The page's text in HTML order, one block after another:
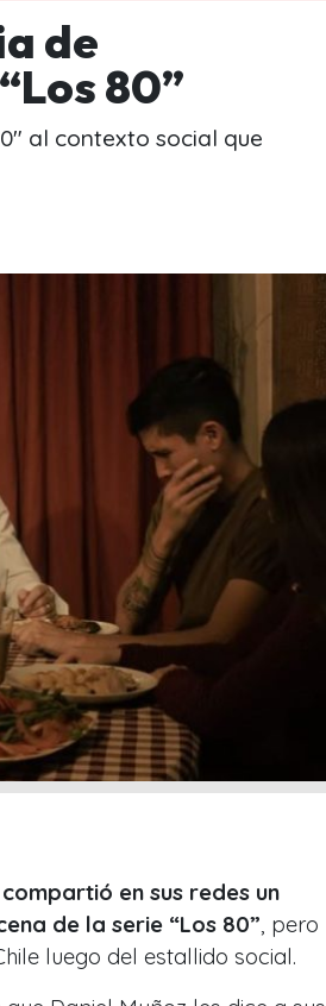
de
80”
al contexto social que
compartió en sus redes un
de la serie “Los 80”, pero
luego del estallido social.